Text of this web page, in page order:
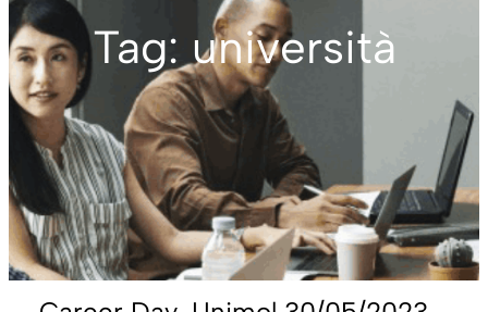
Tag:università